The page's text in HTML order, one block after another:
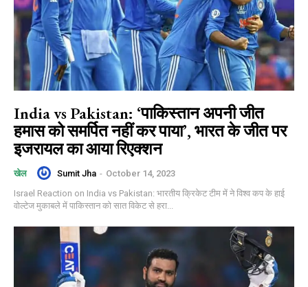
India vs Pakistan: ‘पाकिस्तान अपनी जीत
हमास को समर्पित नहीं कर पाया’, भारत के जीत पर
इजरायल का आया रिएक्शन
खेल Sumit Jha - October 14, 2023
Israel Reaction on India vs Pakistan: भारतीय क्रिकेट टीम में ने विश्व कप के हाई
वोल्टेज मुकाबले में पाकिस्तान को सात विकेट से हरा...